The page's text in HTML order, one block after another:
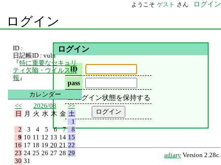
ようこそ ゲスト さん ログイン
ログイン
ログイン
ID
pass
ログイン状態を保持する
adiary Version 2.28c.
ID :
日記帳ID : vuln
『特に重要なセキュリ
ティ欠陥・ウイルス情
報 』
カレンダー
<<
2026/08
>>
日
月 火 水 木 金 土
1
2
3 4 5 6 7
8
9 10 11 12 13 14 15
16 17 18 19 20 21 22
23 24 25 26 27 28 29
30 31